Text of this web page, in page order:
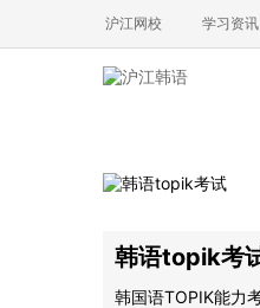
沪江网校 学习资讯
韩语topik考
韩国语TOPIK能力